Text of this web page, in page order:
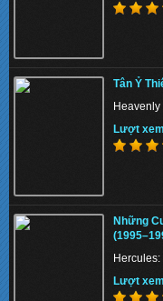
Tokyo
Lượt
Cupid's
Lượt
Tân Ỷ
Lượt
Những
Lượt